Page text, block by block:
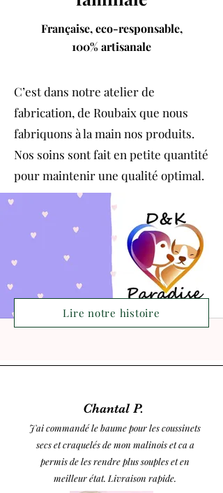
Française, eco-responsable,
100% artisanale
C’est dans notre atelier de
fabrication, de Roubaix que nous
fabriquons à la main nos produits.
Nos soins sont fait en petite quantité
pour maintenir une qualité optimal.
Lire notre histoire
Chantal P.
J'ai commandé le baume pour les coussinets
secs et craquelés de mon malinois et ca a
permis de les rendre plus souples et en
meilleur état. Livraison rapide.